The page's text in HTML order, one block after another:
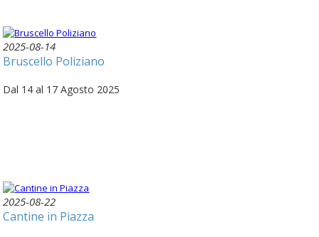
2025-08-14
Bruscello Poliziano
Dal 14 al 17 Agosto 2025
2025-08-22
Cantine in Piazza